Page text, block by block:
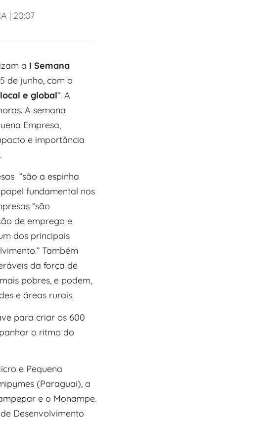
| 20:07
a I Semana
de junho, com o
e global“. A
A semana
Empresa,
e importância
“são a espinha
fundamental nos
“são
de emprego e
dos principais
Também
​​da força de
pobres, e podem,
e áreas rurais.
para criar os 600
o ritmo do
e Pequena
(Paraguai), a
e o Monampe.
Desenvolvimento